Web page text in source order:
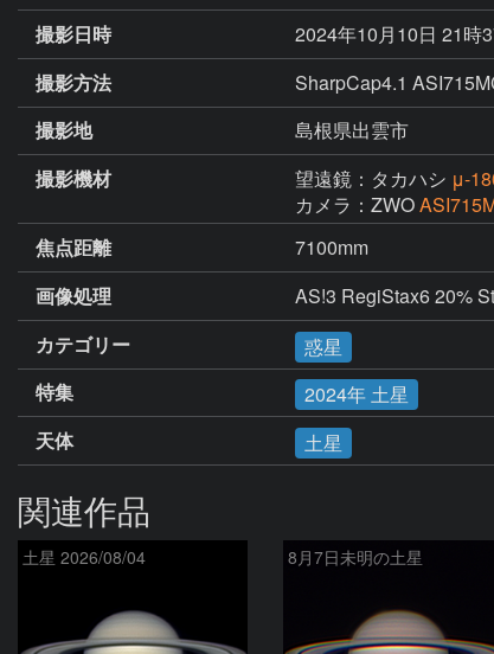
撮影日時
2024年10月10日 21時
撮影方法
SharpCap4.1
撮影地
島根県出雲市
撮影機材
望遠鏡：タカハシ μ-
カメラ：ZWO
焦点距離
7100mm
画像処理
AS!3 RegiStax6 20%
カテゴリー
惑星
特集
2024年 土星
天体
土星
関連作品
土星 2026/08/04 8月7日未明の土星